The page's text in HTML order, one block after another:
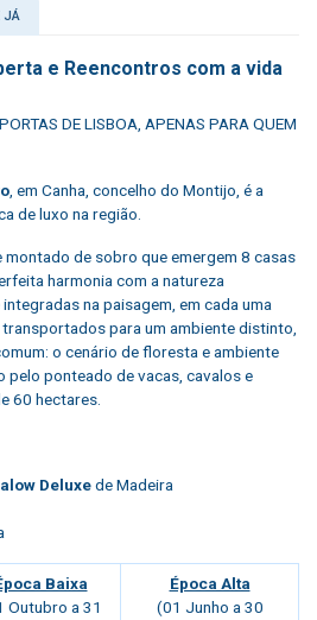
JÁ
e Reencontros com a vida
DE LISBOA, APENAS PARA QUEM
, em Canha, concelho do Montijo, é a
de luxo na região.
montado de sobro que emergem 8 casas
harmonia com a natureza
na paisagem, em cada uma
para um ambiente distinto,
o cenário de floresta e ambiente
pelo ponteado de vacas, cavalos e
60 hectares.
Deluxede Madeira
Baixa
Outubro a 31
Época Alta
(01 Junho a 30